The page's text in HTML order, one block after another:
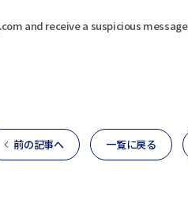
and receive a suspicious
前の記事へ 一覧に戻る